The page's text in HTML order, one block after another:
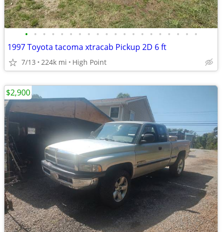
• • • • • • • • • • • • • • • • • • • •
1997 Toyota tacoma xtracab Pickup 2D 6 ft
7/13 224k mi High Point
$2,900